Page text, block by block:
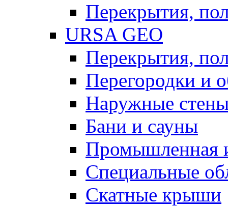
Перекрытия,
URSA GEO
Перекрытия,
Перегородки и
Наружные
Бани и сауны
Промышленная
Специальные
Скатные крыши